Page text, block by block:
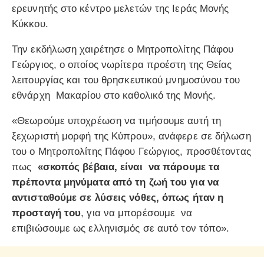
ερευνητής στο κέντρο μελετών της Ιεράς Μονής
Κύκκου.
Την εκδήλωση χαιρέτησε ο Μητροπολίτης Πάφου
Γεώργιος, ο οποίος νωρίτερα προέστη της Θείας
λειτουργίας και του θρησκευτικού μνημοσύνου του
εθνάρχη Μακαρίου στο καθολικό της Μονής.
«Θεωρούμε υποχρέωση να τιμήσουμε αυτή τη
ξεχωριστή μορφή της Κύπρου», ανάφερε σε δήλωση
του ο Μητροπολίτης Πάφου Γεώργιος, προσθέτοντας
πως «σκοπός βέβαια, είναι να πάρουμε τα
πρέποντα μηνύματα από τη ζωή του για να
αντισταθούμε σε λύσεις νόθες, όπως ήταν η
προσταγή του, για να μπορέσουμε να
επιβιώσουμε ως ελληνισμός σε αυτό τον τόπο».